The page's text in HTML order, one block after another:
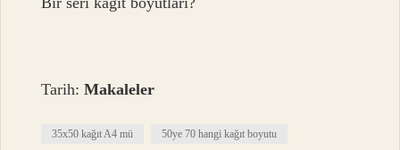
Tarih:Makaleler
35x50 kağıt A4 mü 50ye 70 hangi kağıt boyutu